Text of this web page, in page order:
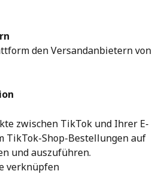
den Versandanbietern von
zwischen TikTok und Ihrer E-
TikTok-Shop-Bestellungen auf
und auszuführen.
verknüpfen